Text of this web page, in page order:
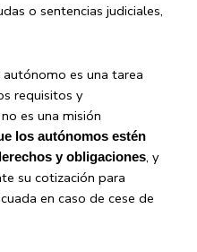
o sentencias judiciales,
es una tarea
requisitos y
es una misión
los autónomos estén
y obligaciones, y
su cotización para
en caso de cese de